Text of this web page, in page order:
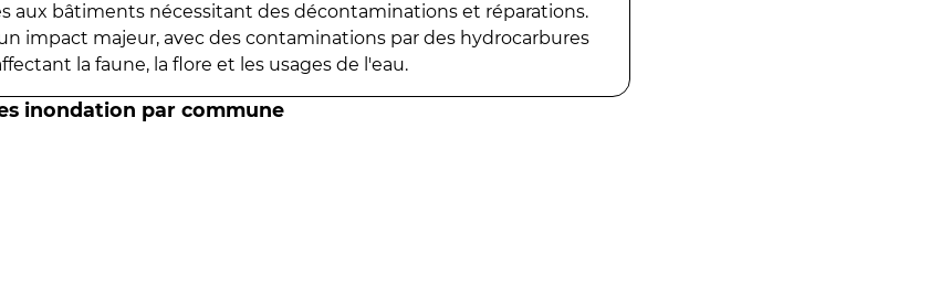
aux bâtiments nécessitant des décontaminations et réparations.
impact majeur, avec des contaminations par des hydrocarbures
la faune, la flore et les usages de l'eau.
inondation par commune